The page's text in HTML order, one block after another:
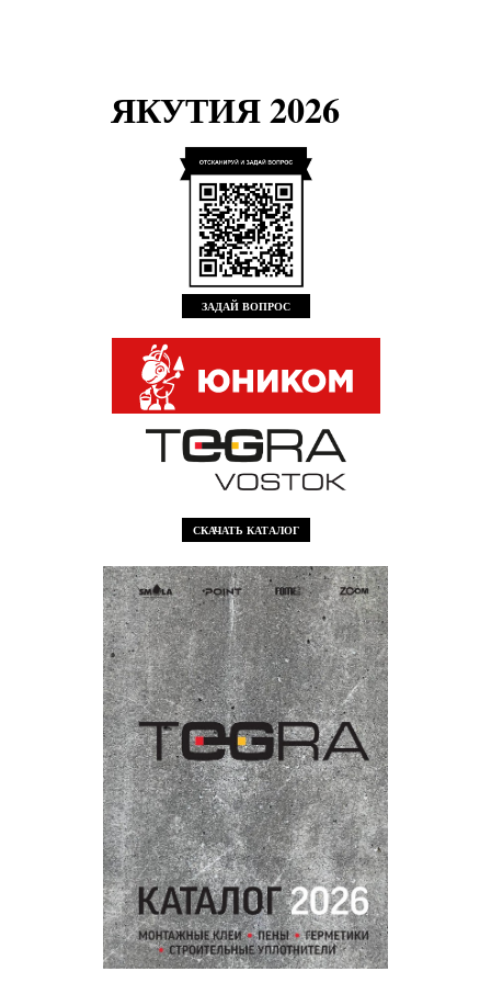
СКАЧАТЬ КАТАЛОГ
ЗАДАЙ ВОПРОС
ЯКУТИЯ 2026